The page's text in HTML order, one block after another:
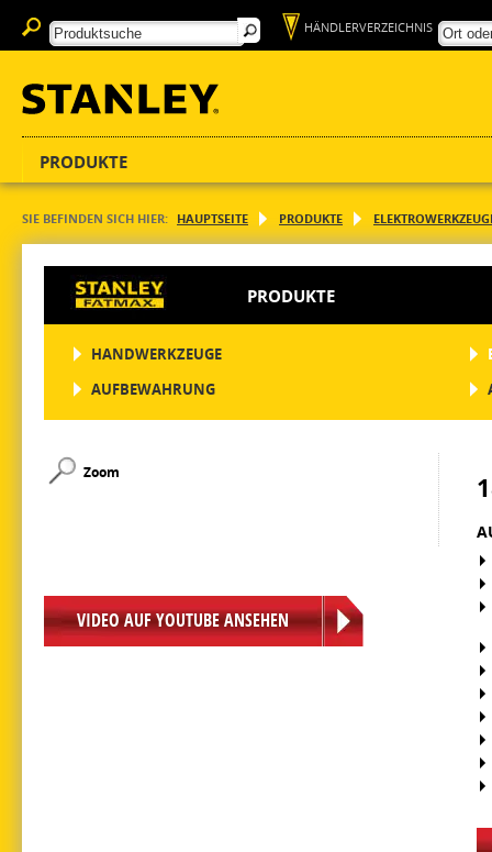
HÄNDLERVERZEICHNIS
PRODUKTE
SIE BEFINDEN SICH HIER: HAUPTSEITE PRODUKTE
PRODUKTE
HANDWERKZEUGE
AUFBEWAHRUNG
Zoom
VIDEO AUF YOUTUBE ANSEHEN